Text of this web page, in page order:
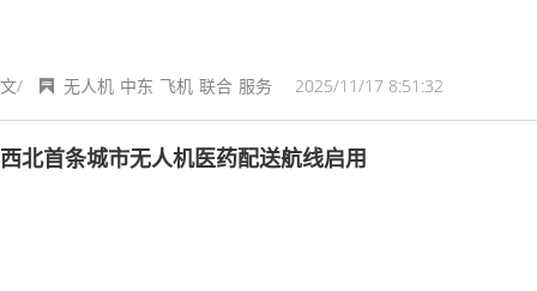
文/ 2025/11/17 8:51:32
无人机 中东 飞机 联合 服务
西北首条城市无人机医药配送航线启用